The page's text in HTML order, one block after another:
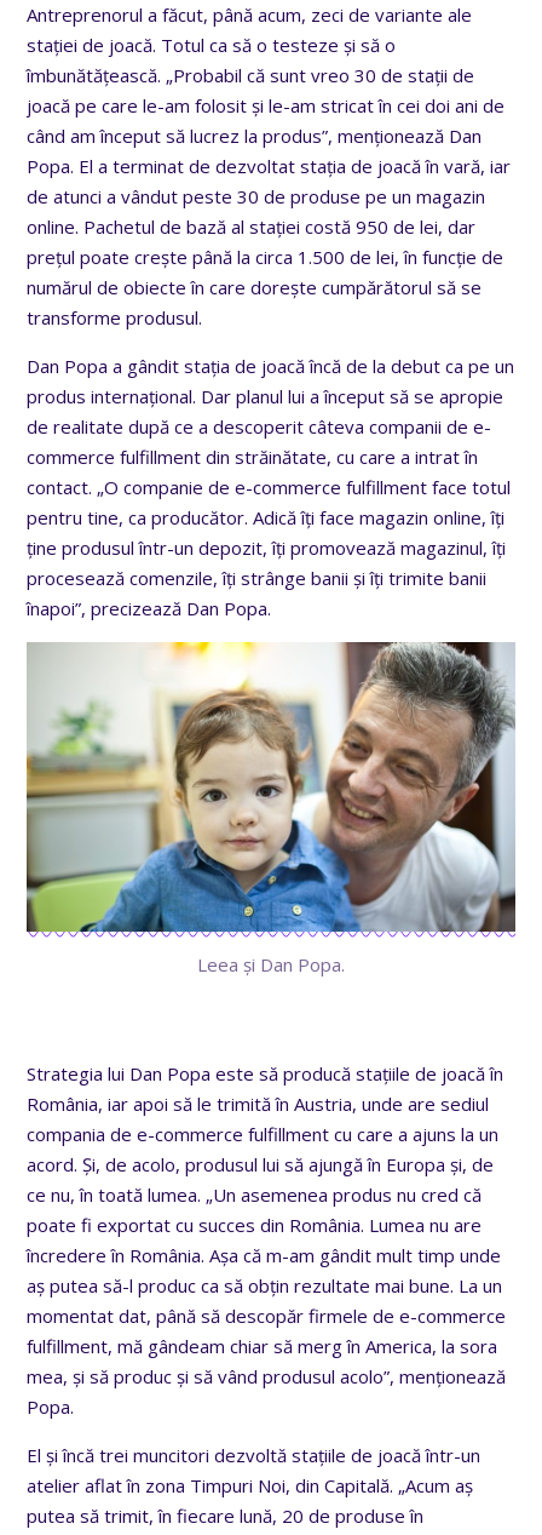
Antreprenorul a făcut, până acum, zeci de variante ale
stației de joacă. Totul ca să o testeze și să o
îmbunătățească. „Probabil că sunt vreo 30 de stații de
joacă pe care le-am folosit și le-am stricat în cei doi ani de
când am început să lucrez la produs”, menționează Dan
Popa. El a terminat de dezvoltat stația de joacă în vară, iar
de atunci a vândut peste 30 de produse pe un magazin
online. Pachetul de bază al stației costă 950 de lei, dar
prețul poate crește până la circa 1.500 de lei, în funcție de
numărul de obiecte în care dorește cumpărătorul să se
transforme produsul.
Dan Popa a gândit stația de joacă încă de la debut ca pe un
produs internațional. Dar planul lui a început să se apropie
de realitate după ce a descoperit câteva companii de e-
commerce fulfillment din străinătate, cu care a intrat în
contact. „O companie de e-commerce fulfillment face totul
pentru tine, ca producător. Adică îți face magazin online, îți
ține produsul într-un depozit, îți promovează magazinul, îți
procesează comenzile, îți strânge banii și îți trimite banii
înapoi”, precizează Dan Popa.
Leea și Dan Popa.
Strategia lui Dan Popa este să producă stațiile de joacă în
România, iar apoi să le trimită în Austria, unde are sediul
compania de e-commerce fulfillment cu care a ajuns la un
acord. Și, de acolo, produsul lui să ajungă în Europa și, de
ce nu, în toată lumea. „Un asemenea produs nu cred că
poate fi exportat cu succes din România. Lumea nu are
încredere în România. Așa că m-am gândit mult timp unde
aș putea să-l produc ca să obțin rezultate mai bune. La un
momentat dat, până să descopăr firmele de e-commerce
fulfillment, mă gândeam chiar să merg în America, la sora
mea, și să produc și să vând produsul acolo”, menționează
Popa.
El și încă trei muncitori dezvoltă stațiile de joacă într-un
atelier aflat în zona Timpuri Noi, din Capitală. „Acum aș
putea să trimit, în fiecare lună, 20 de produse în